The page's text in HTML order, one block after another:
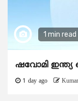
1 min read
ഷവോമി ഇന്ത്യ
1 day ago Kumar